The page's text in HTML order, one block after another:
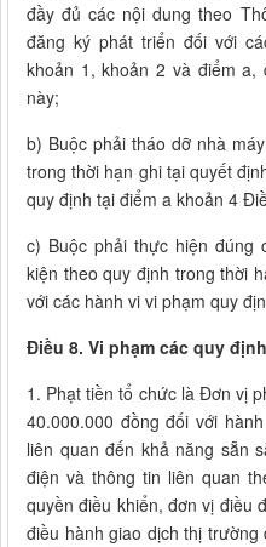
đầy đủ các nội dung theo
đăng ký phát triển đối với
khoản 1, khoản 2 và điểm
này;
b) Buộc phải tháo dỡ nhà
trong thời hạn ghi tại quyết
quy định tại điểm a khoản 4
c) Buộc phải thực hiện đúng
kiện theo quy định trong thời
với các hành vi vi phạm quy
Điều 8. Vi phạm các quy
1. Phạt tiền tổ chức là Đơn vị
40.000.000 đồng đối với
liên quan đến khả năng sẵn
điện và thông tin liên quan
quyền điều khiển, đơn vị điều
điều hành giao dịch thị